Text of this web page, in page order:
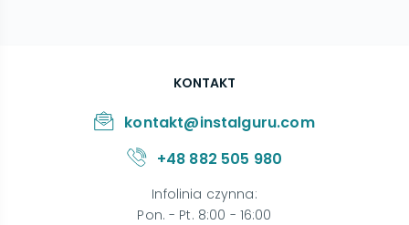
KONTAKT
kontakt@instalguru.com
+48 882 505 980
Infolinia czynna:
Pon. - Pt. 8:00 - 16:00